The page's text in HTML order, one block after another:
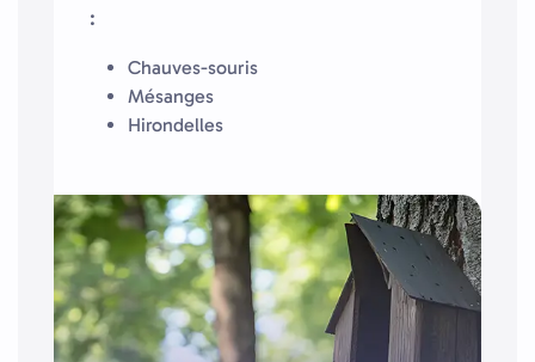
:
Chauves-souris
Mésanges
Hirondelles